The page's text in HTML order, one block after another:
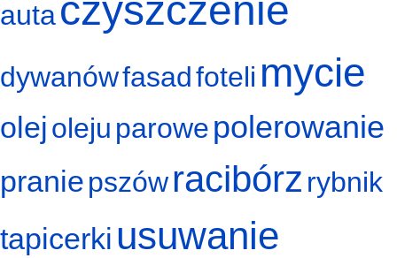
autaczyszczenie
dywanówfasadfoteli mycie
olejoleju parowepolerowanie
praniepszówracibórz rybnik
tapicerki usuwanie